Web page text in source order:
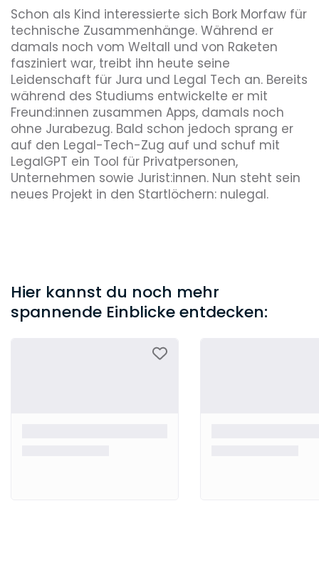
Schon als Kind interessierte sich Bork Morfaw für
technische Zusammenhänge. Während er
damals noch vom Weltall und von Raketen
fasziniert war, treibt ihn heute seine
Leidenschaft für Jura und Legal Tech an. Bereits
während des Studiums entwickelte er mit
Freund:innen zusammen Apps, damals noch
ohne Jurabezug. Bald schon jedoch sprang er
auf den Legal-Tech-Zug auf und schuf mit
LegalGPT ein Tool für Privatpersonen,
Unternehmen sowie Jurist:innen. Nun steht sein
neues Projekt in den Startlöchern: nulegal.
Hier kannst du noch mehr
spannende Einblicke entdecken: